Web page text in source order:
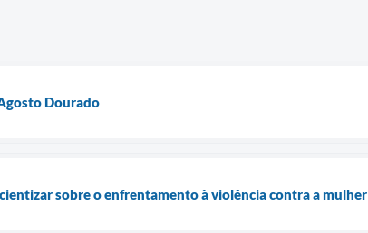
Dourado
sobre o enfrentamento à violência contra a mulher